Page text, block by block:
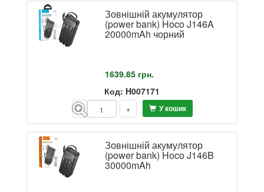
Зовнішній акумулятор
(power bank) Hoco J146A
20000mAh чорний
1639.85 грн.
Код: H007171
- + У кошик
Зовнішній акумулятор
(power bank) Hoco J146B
30000mAh